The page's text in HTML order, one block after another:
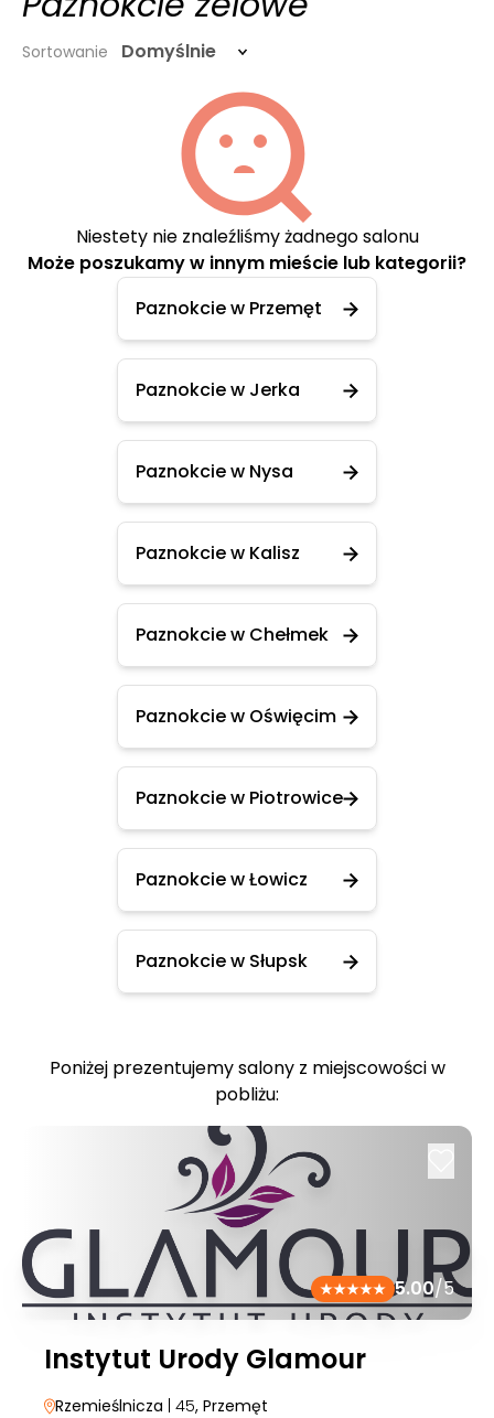
Sortowanie Domyślnie
Niestety nie znaleźliśmy żadnego salonu
Może poszukamy w innym mieście lub kategorii?
Paznokcie w Przemęt
Paznokcie w Jerka
Paznokcie w Nysa
Paznokcie w Kalisz
Paznokcie w Chełmek
Paznokcie w Oświęcim
Paznokcie w Piotrowice
Paznokcie w Łowicz
Paznokcie w Słupsk
Poniżej prezentujemy salony z miejscowości w
pobliżu:
5.00/5
Instytut Urody Glamour
Rzemieślnicza | 45, Przemęt